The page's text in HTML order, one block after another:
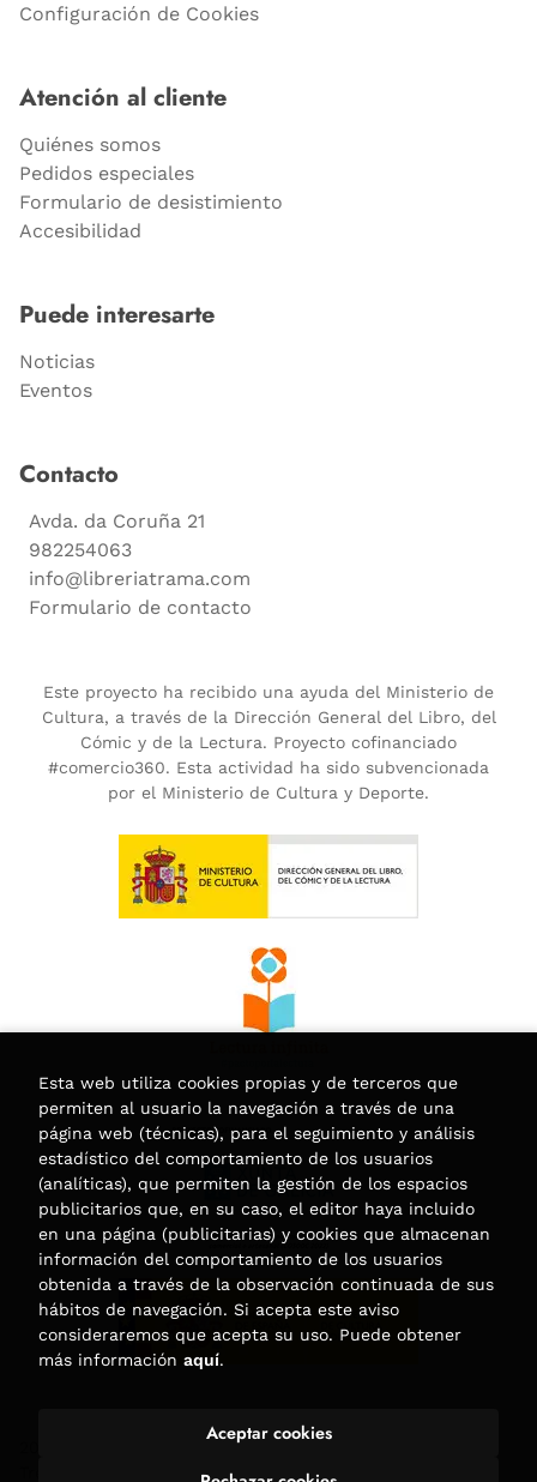
Configuración de Cookies
Atención al cliente
Quiénes somos
Pedidos especiales
Formulario de desistimiento
Accesibilidad
Puede interesarte
Noticias
Eventos
Contacto
Avda. da Coruña 21
982254063
info@libreriatrama.com
Formulario de contacto
Este proyecto ha recibido una ayuda del Ministerio de
Cultura, a través de la Dirección General del Libro, del
Cómic y de la Lectura. Proyecto cofinanciado
#comercio360. Esta actividad ha sido subvencionada
por el Ministerio de Cultura y Deporte.
. Todos los Derechos Reservados |
Esta web utiliza cookies propias y de terceros que
permiten al usuario la navegación a través de una
página web (técnicas), para el seguimiento y análisis
estadístico del comportamiento de los usuarios
(analíticas), que permiten la gestión de los espacios
publicitarios que, en su caso, el editor haya incluido
en una página (publicitarias) y cookies que almacenan
información del comportamiento de los usuarios
obtenida a través de la observación continuada de sus
hábitos de navegación. Si acepta este aviso
consideraremos que acepta su uso. Puede obtener
más información aquí.
Aceptar cookies